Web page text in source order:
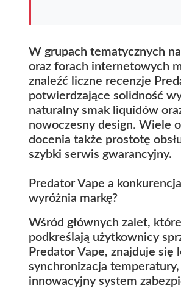
W grupach tematycznych
oraz forach internetowych
znaleźć liczne recenzje
potwierdzające solidność
naturalny smak liquidów
nowoczesny design. Wiele
docenia także prostotę
szybki serwis gwarancyjny.
Predator Vape a
wyróżnia markę?
Wśród głównych zalet, które
podkreślają użytkownicy
Predator Vape, znajduje się
synchronizacja temperatury,
innowacyjny system